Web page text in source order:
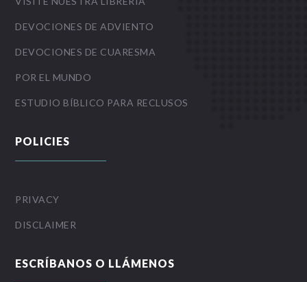
DEVOCIONES DE ADVIENTO
DEVOCIONES DE CUARESMA
POR EL MUNDO
ESTUDIO BÍBLICO PARA RECLUSOS
POLICIES
PRIVACY
DISCLAIMER
ESCRÍBANOS O LLÁMENOS